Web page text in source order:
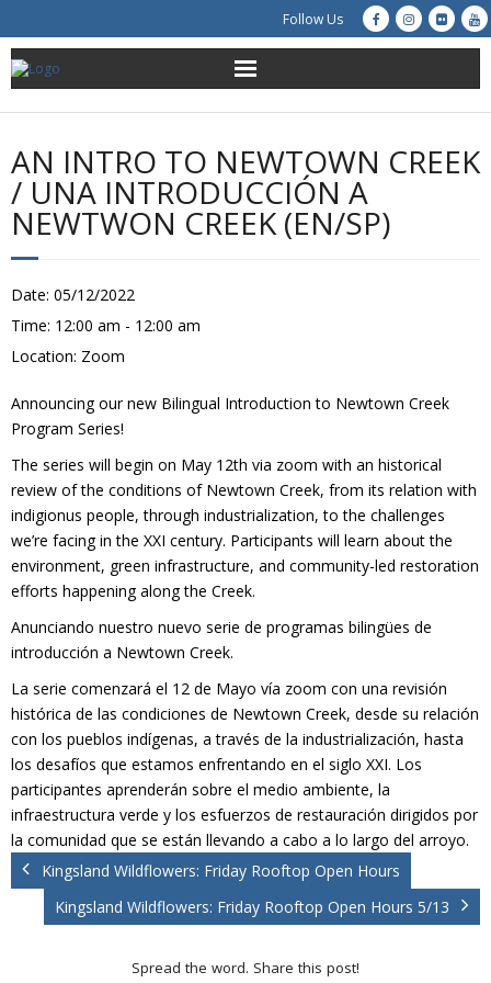
Follow Us
About Us
Get Involved
Education
Advocacy
Donate
AN INTRO TO NEWTOWN CREEK
/ UNA INTRODUCCIÓN A
NEWTWON CREEK (EN/SP)
Date: 05/12/2022
Time: 12:00 am - 12:00 am
Location: Zoom
Announcing our new Bilingual Introduction to Newtown Creek
Program Series!
The series will begin on May 12th via zoom with an historical
review of the conditions of Newtown Creek, from its relation with
indigionus people, through industrialization, to the challenges
we’re facing in the XXI century. Participants will learn about the
environment, green infrastructure, and community-led restoration
efforts happening along the Creek.
Anunciando nuestro nuevo serie de programas bilingües de
introducción a Newtown Creek.
La serie comenzará el 12 de Mayo vía zoom con una revisión
histórica de las condiciones de Newtown Creek, desde su relación
con los pueblos indígenas, a través de la industrialización, hasta
los desafíos que estamos enfrentando en el siglo XXI. Los
participantes aprenderán sobre el medio ambiente, la
infraestructura verde y los esfuerzos de restauración dirigidos por
la comunidad que se están llevando a cabo a lo largo del arroyo.
Kingsland Wildflowers: Friday Rooftop Open Hours
Kingsland Wildflowers: Friday Rooftop Open Hours 5/13
Spread the word. Share this post!